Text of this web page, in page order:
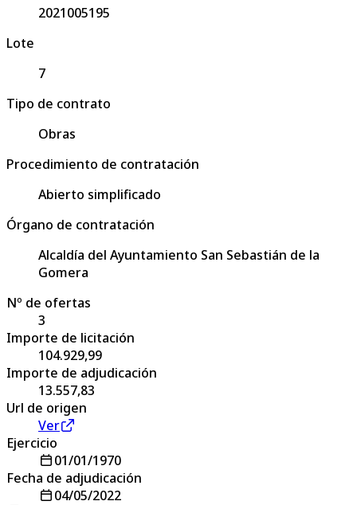
2021005195
Lote
7
Tipo de contrato
Obras
Procedimiento de contratación
Abierto simplificado
Órgano de contratación
Alcaldía del Ayuntamiento San Sebastián de la
Gomera
Nº de ofertas
3
Importe de licitación
104.929,99
Importe de adjudicación
13.557,83
Url de origen
Ver
Ejercicio
01/01/1970
Fecha de adjudicación
04/05/2022